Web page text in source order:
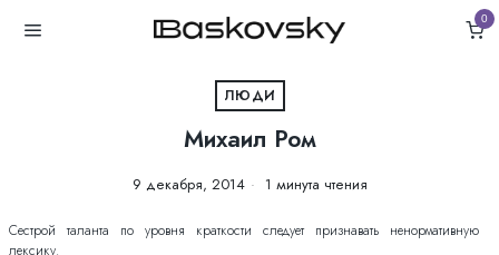
0
ЛЮДИ
Михаил Ром
9 декабря, 2014 1 минута чтения
Сестрой таланта по уровня краткости следует признавать ненормативную
лексику.